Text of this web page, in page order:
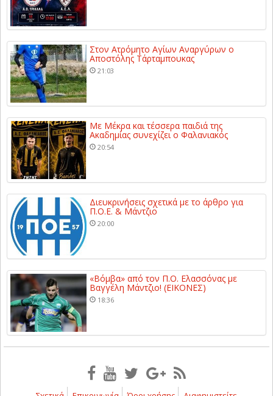
Στον Ατρόμητο Αγίων Αναργύρων ο
Αποστόλης Τάρταμπουκας
21:03
Με Μέκρα και τέσσερα παιδιά της
Ακαδημίας συνεχίζει ο Φαλανιακός
20:54
Διευκρινήσεις σχετικά με το άρθρο για
Π.Ο.Ε. & Μάντζιο
20:00
«Βόμβα» από τον Π.Ο. Ελασσόνας με
Βαγγέλη Μάντζιο! (ΕΙΚΟΝΕΣ)
18:36